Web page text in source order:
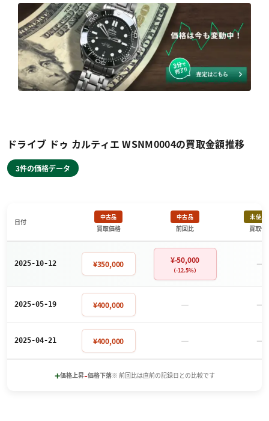
ドライブ ドゥ カルティエ WSNM0004の買取金額推移
3件の価格データ
日付
中古品
買取価格
中古品
前回比
未使用
買取価
2025-10-12 ¥350,000 ¥-50,000
（-12.5%） －
2025-05-19 ¥400,000 － －
2025-04-21 ¥400,000 － －
+価格上昇-価格下落※ 前回比は直前の記録日との比較です